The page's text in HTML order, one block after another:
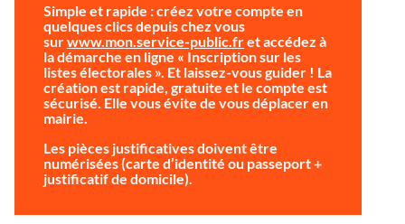
Simple et rapide : créez votre compte en
quelques clics depuis chez vous
surwww.mon.service-public.fret accédez à
la démarche en ligne « Inscription sur les
listes électorales ». Et laissez-vous guider ! La
création est rapide, gratuite et le compte est
sécurisé. Elle vous évite de vous déplacer en
mairie.
Les pièces justificatives doivent être
numérisées (carte d’identité ou passeport +
justificatif de domicile).